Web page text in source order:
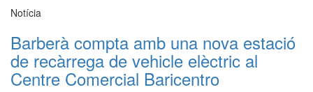
Notícia
Barberà compta amb una nova estació
de recàrrega de vehicle elèctric al
Centre Comercial Baricentro